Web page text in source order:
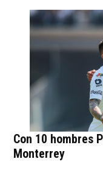
Con 10 hombres
Monterrey